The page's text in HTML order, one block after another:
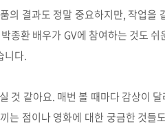
의 결과도 정말 중요하지만, 작업을
종환 배우가 GV에 참여하는 것도
니다.
것 같아요. 매번 볼 때마다 감상이
는 점이나 영화에 대한 궁금한 것들